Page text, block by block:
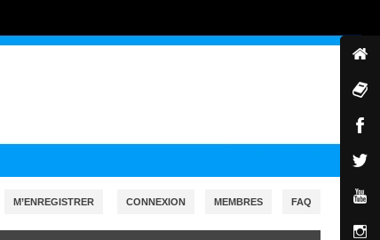
M’ENREGISTRER CONNEXION MEMBRES FAQ